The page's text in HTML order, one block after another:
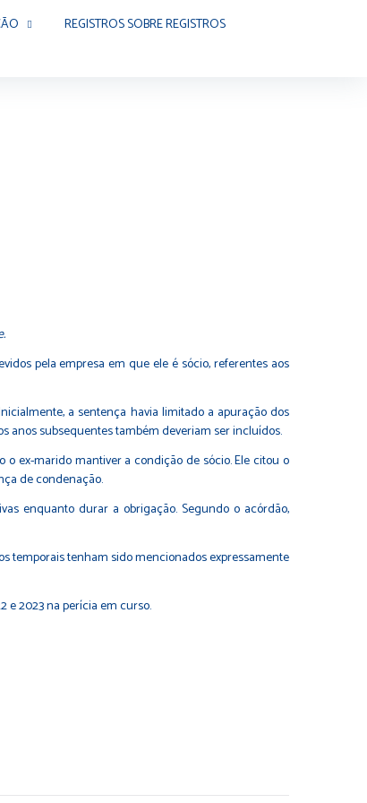
REGISTROS SOBRE REGISTROS
pela empresa em que ele é sócio, referentes aos
a sentença havia limitado a apuração dos
anos subsequentes também deveriam ser incluídos.
ex-marido mantiver a condição de sócio. Ele citou o
de condenação.
enquanto durar a obrigação. Segundo o acórdão,
temporais tenham sido mencionados expressamente
e 2023 na perícia em curso.